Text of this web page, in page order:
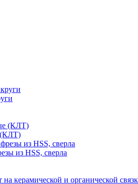
(КЛТ)
из HSS, сверла